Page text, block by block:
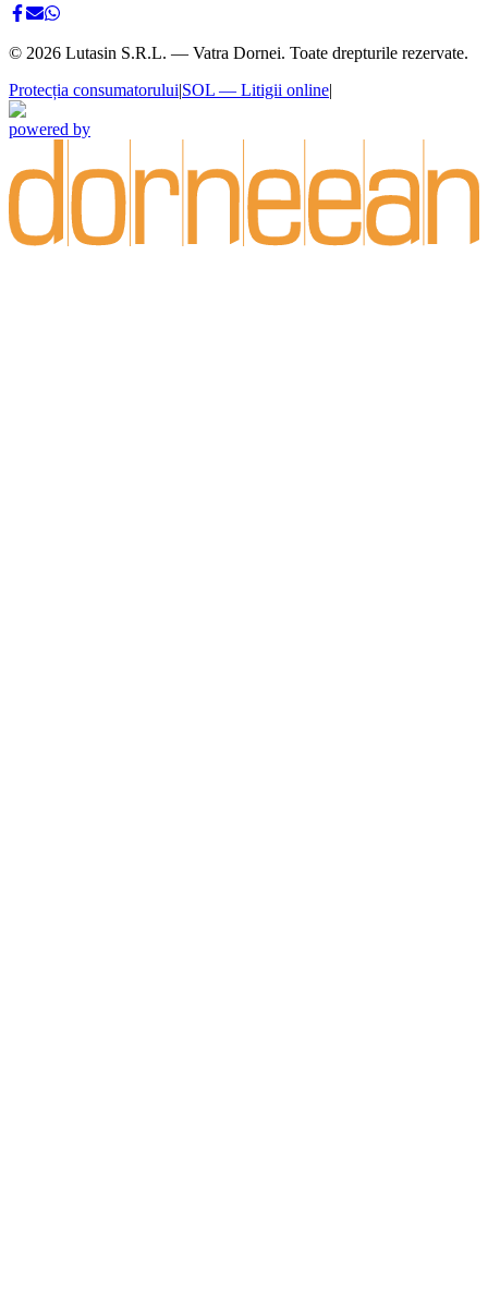
© 2026 Lutasin S.R.L. — Vatra Dornei. Toate drepturile rezervate.
Protecția consumatorului|SOL — Litigii online|
powered by